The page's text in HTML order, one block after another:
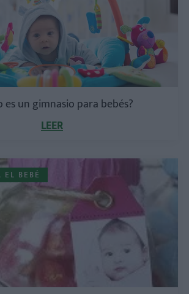
es un gimnasio para bebés?
LEER
EL BEBÉ